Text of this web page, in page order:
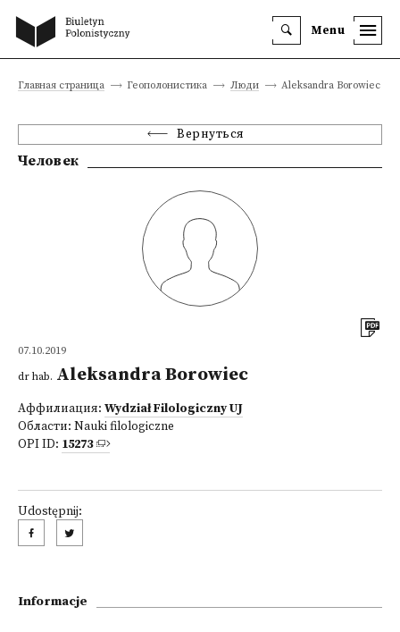
Menu
Главная страница Геополонистика Люди Aleksandra Borowiec
Вернуться
Человек
07.10.2019
dr hab. Aleksandra Borowiec
Аффилиация: Wydział Filologiczny UJ
Области: Nauki filologiczne
OPI ID: 15273
Udostępnij:
Informacje